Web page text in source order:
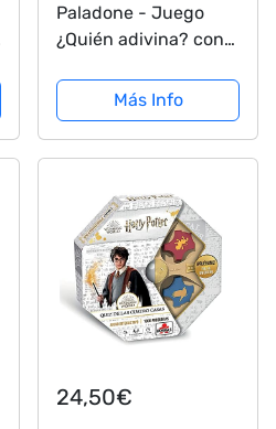
Paladone - Juego
¿Quién adivina? con
Potter con Licencia
Oficial, Modelo
PP7015HP
Más Info
24,50€